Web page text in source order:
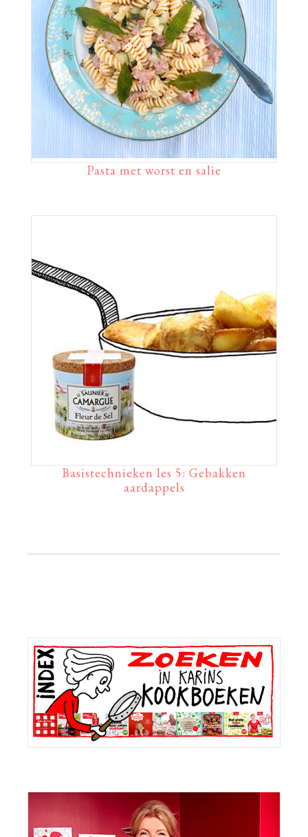
Pasta met worst en salie
Basistechnieken les 5: Gebakken
aardappels
Primaire
Sidebar